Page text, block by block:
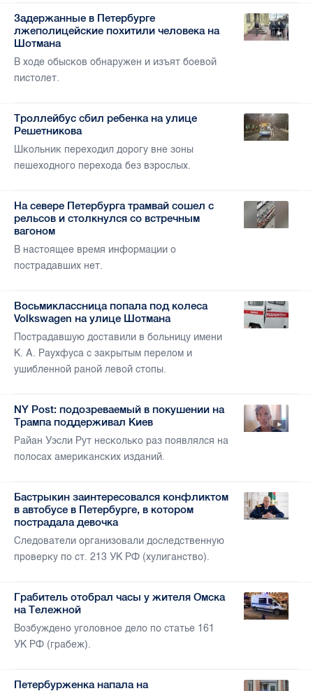
Задержанные в Петербурге
лжеполицейские похитили человека на
Шотмана
В ходе обысков обнаружен и изъят боевой
пистолет.
Троллейбус сбил ребенка на улице
Решетникова
Школьник переходил дорогу вне зоны
пешеходного перехода без взрослых.
На севере Петербурга трамвай сошел с
рельсов и столкнулся со встречным
вагоном
В настоящее время информации о
пострадавших нет.
Восьмиклассница попала под колеса
Volkswagen на улице Шотмана
Пострадавшую доставили в больницу имени
К. А. Раухфуса с закрытым перелом и
ушибленной раной левой стопы.
NY Post: подозреваемый в покушении на
Трампа поддерживал Киев
Райан Уэсли Рут несколько раз появлялся на
полосах американских изданий.
Бастрыкин заинтересовался конфликтом
в автобусе в Петербурге, в котором
пострадала девочка
Следователи организовали доследственную
проверку по ст. 213 УК РФ (хулиганство).
Грабитель отобрал часы у жителя Омска
на Тележной
Возбуждено уголовное дело по статье 161
УК РФ (грабеж).
Петербурженка напала на